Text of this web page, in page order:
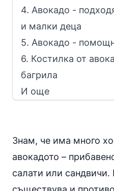
4. Авокадо -
и малки деца
5. Авокадо -
6. Костилка от
багрила
И още
Знам, че има много
авокадото –
салати или сандвичи.